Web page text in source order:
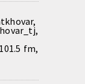
fm,